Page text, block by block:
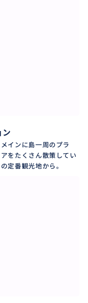
ン
インに島一周のプラ
をたくさん散策してい
定番観光地から。